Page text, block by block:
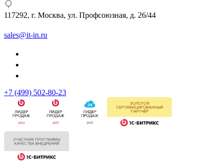
117292, г. Москва, ул. Профсоюзная, д. 26/44
sales@it-in.ru
+7 (499) 502-80-23